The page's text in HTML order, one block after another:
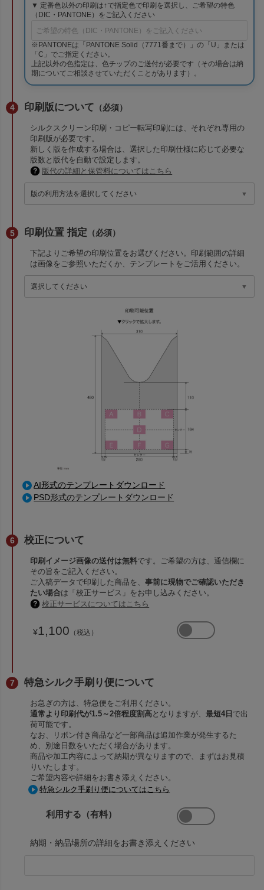
▼ 定番色以外の印刷は↑で指定色で印刷を選択し、ご希望の特色
（DIC・PANTONE）をご記入ください
※PANTONEは「PANTONE Solid（7771番まで）」の「U」または
「C」でご指定ください。
上記以外の色指定は、色チップのご送付が必要です（その場合は納
期についてご相談させていただくことがあります）。
印刷版について （必須）
シルクスクリーン印刷・コピー転写印刷には、それぞれ専用の
印刷版が必要です。
新しく版を作成する場合は、選択した印刷仕様に応じて必要な
版数と版代を自動で設定します。
版代の詳細と保管料についてはこちら
印刷位置 指定 （必須）
下記よりご希望の印刷位置をお選びください。印刷範囲の詳細
は画像をご参照いただくか、テンプレートをご活用ください。
AI形式のテンプレートダウンロード
PSD形式のテンプレートダウンロード
校正について
印刷イメージ画像の送付は無料です。ご希望の方は、通信欄に
その旨をご記入ください。
ご入稿データで印刷した商品を、事前に現物でご確認いただき
たい場合は「校正サービス」をお申し込みください。
校正サービスについてはこちら
¥1,100 （税込）
特急シルク手刷り便について
お急ぎの方は、特急便をご利用ください。
通常より印刷代が1.5～2倍程度割高となりますが、最短4日 で出
荷可能です。
なお、リボン付き商品など一部商品は追加作業が発生するた
め、別途日数をいただく場合があります。
商品や加工内容によって納期が異なりますので、まずはお見積
りいたします。
ご希望内容や詳細をお書き添えください。
特急シルク手刷り便についてはこちら
利用する（有料）
納期・納品場所の詳細をお書き添えください